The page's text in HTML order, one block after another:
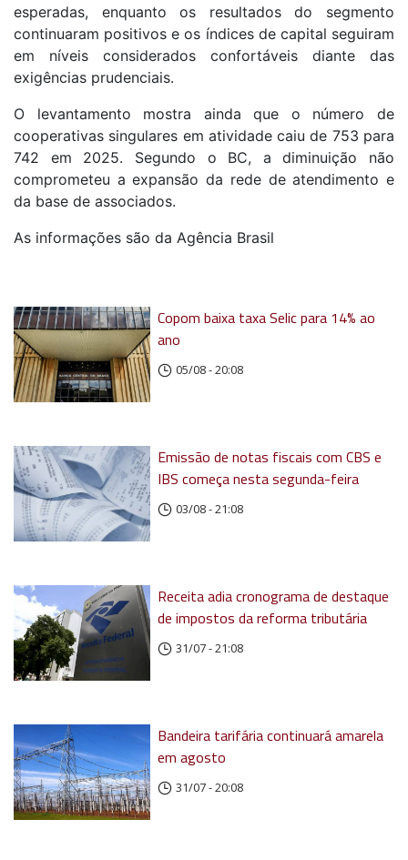
esperadas, enquanto os resultados do segmento
continuaram positivos e os índices de capital seguiram
em níveis considerados confortáveis diante das
exigências prudenciais.
O levantamento mostra ainda que o número de
cooperativas singulares em atividade caiu de 753 para
742 em 2025. Segundo o BC, a diminuição não
comprometeu a expansão da rede de atendimento e
da base de associados.
As informações são da Agência Brasil
Copom baixa taxa Selic para 14% ao
ano
05/08 - 20:08
Emissão de notas fiscais com CBS e
IBS começa nesta segunda-feira
03/08 - 21:08
Receita adia cronograma de destaque
de impostos da reforma tributária
31/07 - 21:08
Bandeira tarifária continuará amarela
em agosto
31/07 - 20:08